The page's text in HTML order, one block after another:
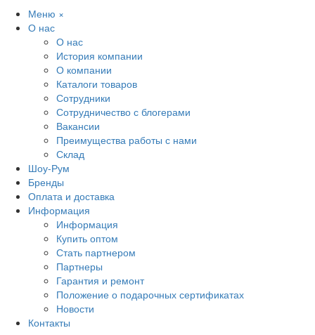
Меню ×
О нас
О нас
История компании
О компании
Каталоги товаров
Сотрудники
Сотрудничество с блогерами
Вакансии
Преимущества работы с нами
Склад
Шоу-Рум
Бренды
Оплата и доставка
Информация
Информация
Купить оптом
Стать партнером
Партнеры
Гарантия и ремонт
Положение о подарочных сертификатах
Новости
Контакты